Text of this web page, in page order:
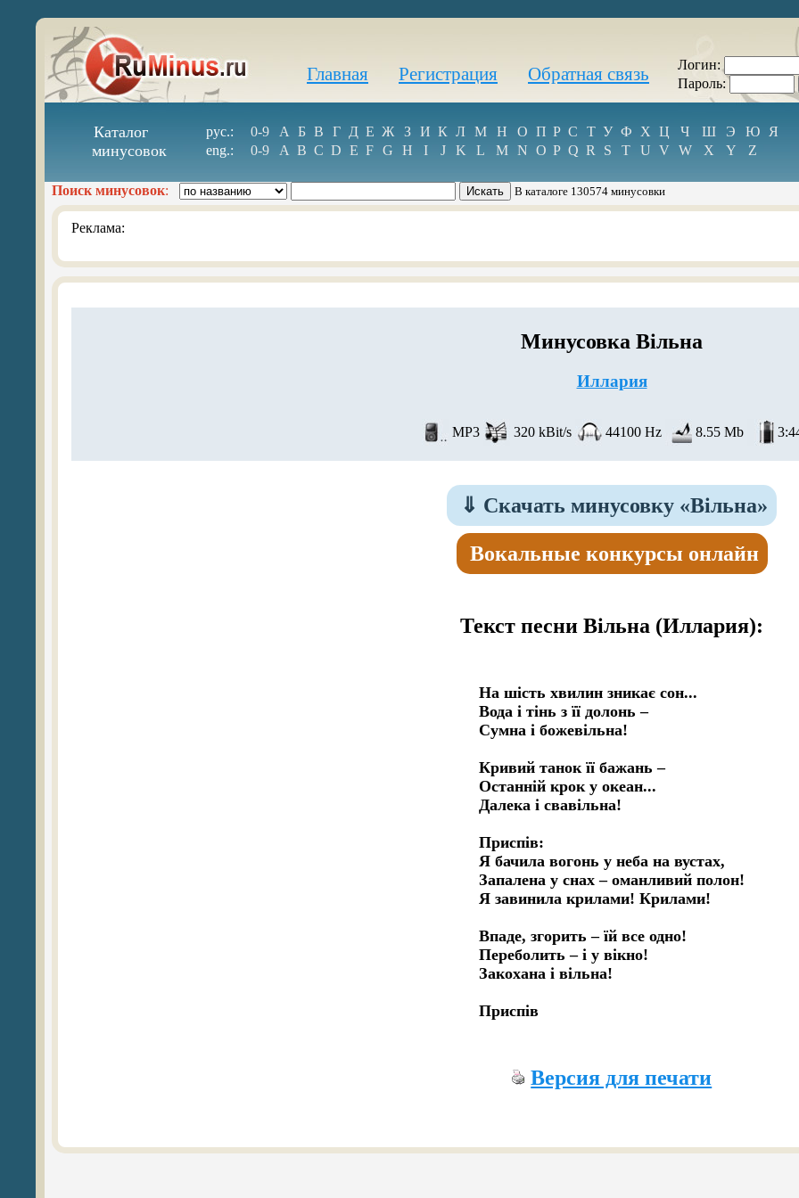
Главная Регистрация Обратная связь
Логин:
Пароль:
Каталог
минусовок
рус.: 0-9 А Б В Г Д Е Ж З И К Л М Н О П Р С Т У Ф Х Ц Ч Ш Э Ю Я
eng.:
0-9 A B C D E F G H I J K L M N O P Q R S T U V W X Y Z
Поиск минусовок: В каталоге 130574 минусовки
Реклама:
Минусовка Вільна
Иллария
MP3 320 kBit/s 44100 Hz 8.55 Mb
⇓ Скачать минусовку «Вільна»
Вокальные конкурсы онлайн
Текст песни Вільна (Иллария):
На шість хвилин зникає сон...
Вода і тінь з її долонь –
Сумна і божевільна!
Кривий танок її бажань –
Останній крок у океан...
Далека і свавільна!
Приспів:
Я бачила вогонь у неба на вустах,
Запалена у снах – оманливий полон!
Я завинила крилами! Крилами!
Впаде, згорить – їй все одно!
Переболить – і у вікно!
Закохана і вільна!
Приспів
Версия для печати